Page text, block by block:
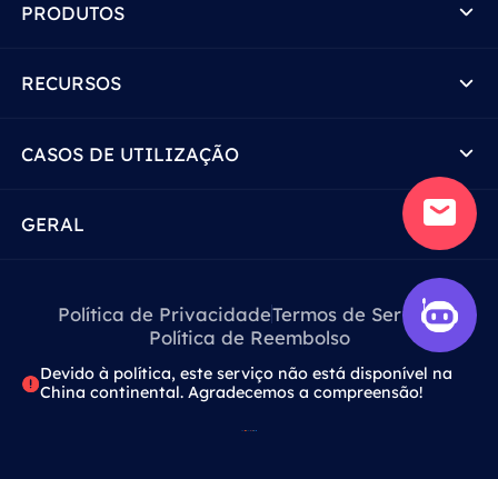
PRODUTOS
RECURSOS
CASOS DE UTILIZAÇÃO
GERAL
Política de PrivacidadeTermos de Serviço
Política de Reembolso
Devido à política, este serviço não está disponível na
China continental. Agradecemos a compreensão!